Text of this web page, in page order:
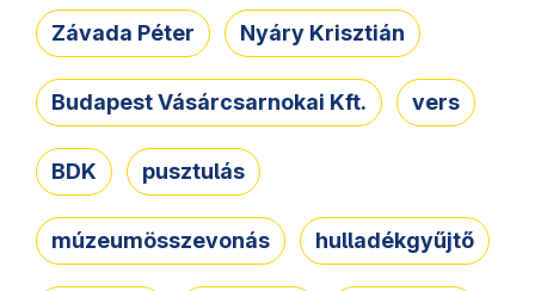
Závada Péter Nyáry Krisztián
Budapest Vásárcsarnokai Kft. vers
BDK pusztulás
múzeumösszevonás hulladékgyűjtő